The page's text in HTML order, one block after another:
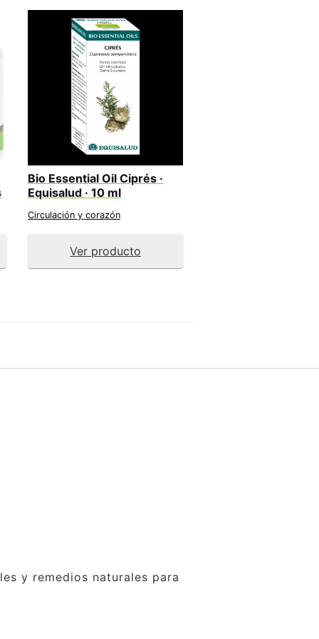
Bio Essential Oil Ciprés ·
Equisalud · 10 ml
Circulación y corazón
Ver producto
y remedios naturales para